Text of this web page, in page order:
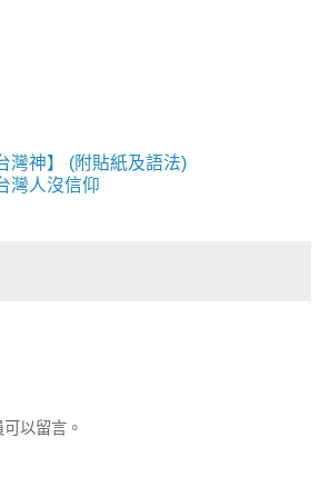
灣神】 (附貼紙及語法)
灣人沒信仰
以留言。